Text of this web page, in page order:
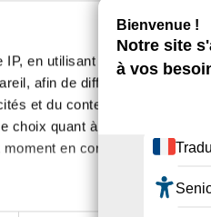
IP, en utilisant des
afin de diffuser des
et du contenu, ainsi que de
choix quant à l'utilisation de
en consultant la